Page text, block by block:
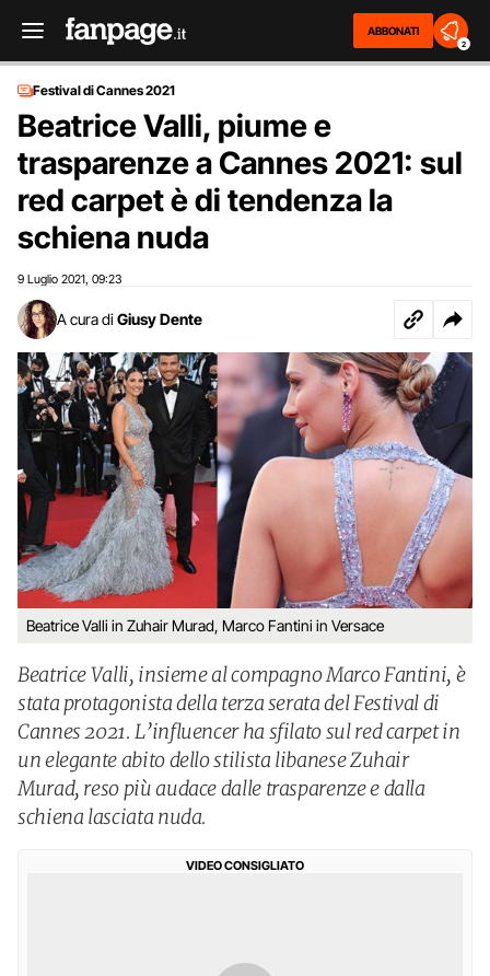
ABBONATI
2
Festival di Cannes 2021
Beatrice Valli, piume e
trasparenze a Cannes 2021: sul
red carpet è di tendenza la
schiena nuda
9 Luglio 2021 09:23
A cura di Giusy Dente
Beatrice Valli in Zuhair Murad, Marco Fantini in Versace
Beatrice Valli, insieme al compagno Marco Fantini, è
stata protagonista della terza serata del Festival di
Cannes 2021. L’influencer ha sfilato sul red carpet in
un elegante abito dello stilista libanese Zuhair
Murad, reso più audace dalle trasparenze e dalla
schiena lasciata nuda.
VIDEO CONSIGLIATO